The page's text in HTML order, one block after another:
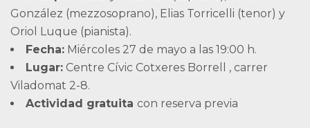
González (mezzosoprano), Elias Torricelli (tenor) y
Oriol Luque (pianista).
Fecha: Miércoles 27 de mayo a las 19:00 h.
Lugar: Centre Cívic Cotxeres Borrell , carrer
Viladomat 2-8.
Actividad gratuita con reserva previa